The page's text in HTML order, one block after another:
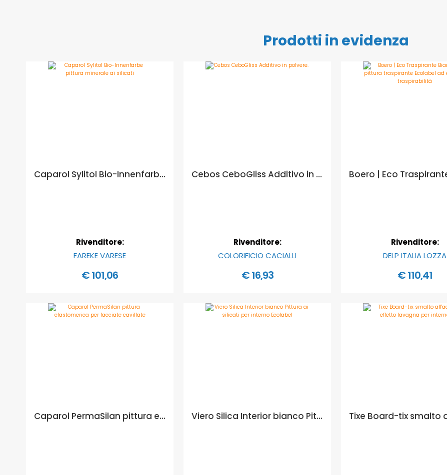
Prodotti in evidenza
Caparol Sylitol Bio-Innenfarbe pittura minerale ai silicati - Formato in litri: 12,5 lt
Rivenditore:
FAREKE VARESE
€ 101,06
Cebos CeboGliss Additivo in polvere. - CEBOS ML: 225 ML
Rivenditore:
COLORIFICIO CACIALLI
€ 16,93
Rivenditore:
DELP ITALIA LOZZA
€ 110,41
Caparol PermaSilan pittura elastomerica per facciate cavillate - Formato in litri: 10 lt Viero Silica Interior bianco Pittura ai silicati per interno Ecolabel - Formato in litri: 14 lt